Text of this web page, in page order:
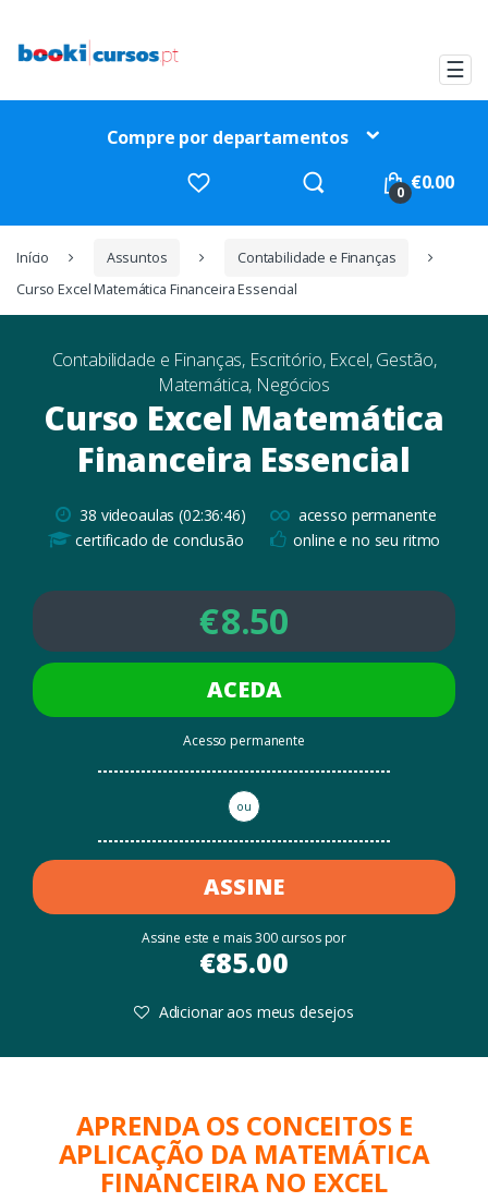
☰
Compre por departamentos
0 €0.00
Início Assuntos
Contabilidade e Finanças
Curso Excel Matemática Financeira Essencial
Contabilidade e Finanças, Escritório, Excel,Gestão,
Matemática, Negócios
Curso Excel Matemática
Financeira Essencial
38 videoaulas (02:36:46) ∞ acesso permanente
certificado de conclusão
online e no seu ritmo
€8.50
ACEDA
Acesso permanente
ou
ASSINE
Assine este e mais 300 cursos por
€85.00
Adicionar aos meus desejos
APRENDA OS CONCEITOS E
APLICAÇÃO DA MATEMÁTICA
FINANCEIRA NO EXCEL